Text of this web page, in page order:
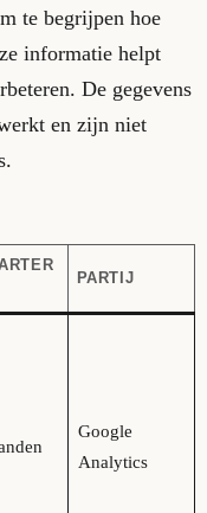
te begrijpen hoe
informatie helpt
De gegevens
en zijn niet
PARTIJ
Google
Analytics